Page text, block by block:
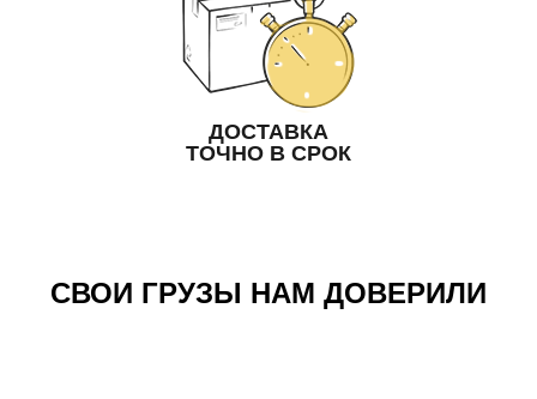
ДОСТАВКА
ТОЧНО В СРОК
СВОИ ГРУЗЫ НАМ ДОВЕРИЛИ